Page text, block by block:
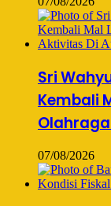
Sri
Kembali
07/08/2026